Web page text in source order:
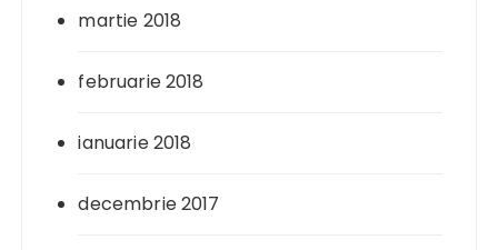
martie 2018
februarie 2018
ianuarie 2018
decembrie 2017